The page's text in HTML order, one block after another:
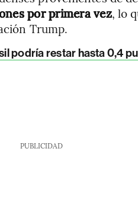
por primera vez, lo
Trump.
podría restar hasta 0,4
PUBLICIDAD